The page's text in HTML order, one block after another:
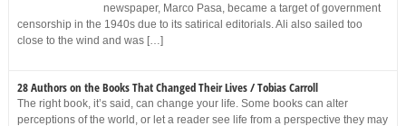
newspaper, Marco Pasa, became a target of government
censorship in the 1940s due to its satirical editorials. Ali also sailed too
close to the wind and was […]
28 Authors on the Books That Changed Their Lives / Tobias Carroll
The right book, it’s said, can change your life. Some books can alter
perceptions of the world, or let a reader see life from a perspective they may